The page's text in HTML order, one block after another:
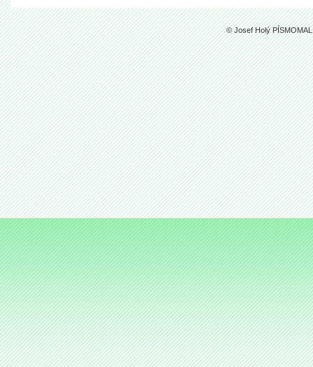
© Josef Holý